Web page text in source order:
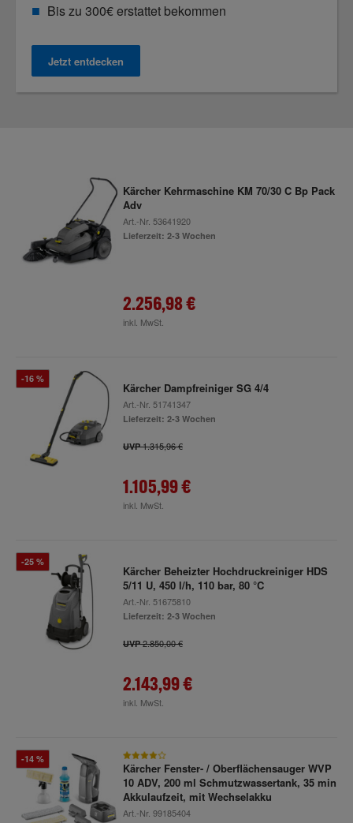
Bis zu 300€ erstattet bekommen
Jetzt entdecken
Kärcher Kehrmaschine KM 70/30 C Bp Pack
Adv
Art.-Nr. 53641920
Lieferzeit: 2-3 Wochen
2.256,98 €
inkl. MwSt.
-16 %
Kärcher Dampfreiniger SG 4/4
Art.-Nr. 51741347
Lieferzeit: 2-3 Wochen
UVP1.315,96 €
1.105,99 €
inkl. MwSt.
-25 %
Kärcher Beheizter Hochdruckreiniger HDS
5/11 U, 450 l/h, 110 bar, 80 °C
Art.-Nr. 51675810
Lieferzeit: 2-3 Wochen
UVP2.850,00 €
2.143,99 €
inkl. MwSt.
-14 %
Kärcher Fenster- / Oberflächensauger WVP
10 ADV, 200 ml Schmutzwassertank, 35 min
Akkulaufzeit, mit Wechselakku
Art.-Nr. 99185404